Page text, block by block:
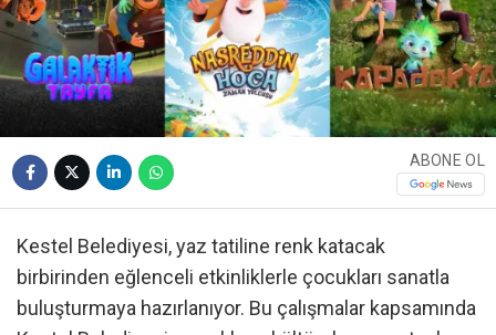
ABONE OL
Kestel Belediyesi, yaz tatiline renk katacak
birbirinden eğlenceli etkinliklerle çocukları sanatla
buluşturmaya hazırlanıyor. Bu çalışmalar kapsamında